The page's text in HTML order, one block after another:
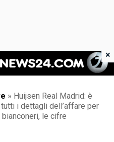
News 24
» Huijsen Real Madrid: è
i dettagli dell’affare per
bianconeri, le cifre
×